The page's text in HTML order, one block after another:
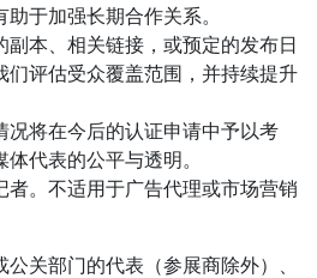
于加强长期合作关系。
副本、相关链接，或预定的发布日
们评估受众覆盖范围，并持续提升
况将在今后的认证申请中予以考
代表的公平与透明。
者。不适用于广告代理或市场营销
公关部门的代表（参展商除外）、